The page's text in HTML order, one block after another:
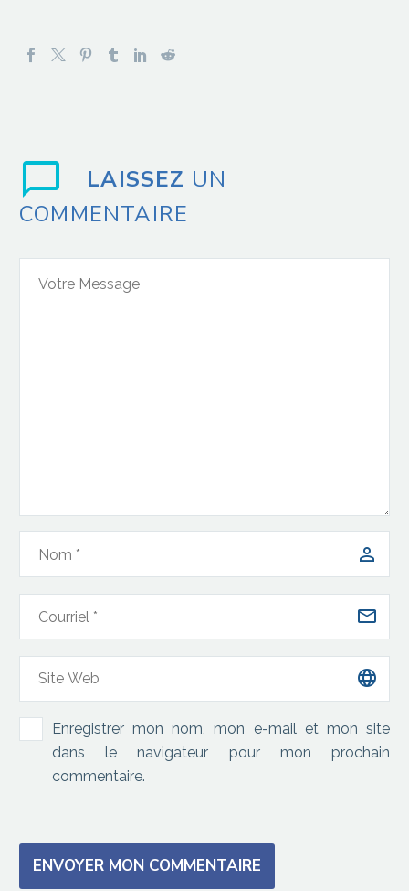
LAISSEZ UN
COMMENTAIRE
Enregistrer mon nom, mon e-mail et mon site
dans le navigateur pour mon prochain
commentaire.
ENVOYER MON COMMENTAIRE